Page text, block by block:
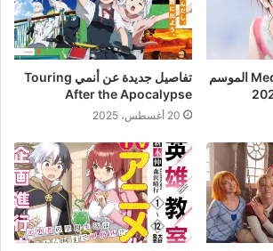
أنمي ميداليست Medalist الموسم
تفاصيل جديدة عن أنمي Touring
After the Apocalypse
20 أغسطس، 2025